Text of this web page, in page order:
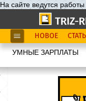
На сайте ведутся работы
НОВОЕ
УМНЫЕ ЗАРПЛАТЫ